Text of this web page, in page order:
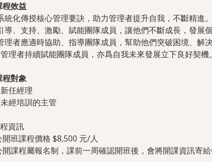
程效益
系統化傳授核心管理要訣，助力管理者提升自我，不斷精進。
導、支持、激勵、賦能團隊成員，讓他們不斷成長，發展個
理者應適時協助、指導團隊成員，幫助他們突破困境、解
管理者持續賦能團隊成員，亦爲自我未來發展立下良好契機。
程對象
新任經理
未經培訓的主管
資訊
開班課程價格 $8,500 元/人
開課程屬報名制，課前一周確認開班後，會將開課資訊寄